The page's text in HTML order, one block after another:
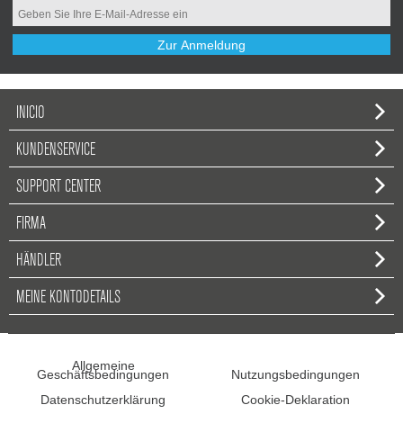
Zur Anmeldung
INICIO
KUNDENSERVICE
SUPPORT CENTER
FIRMA
HÄNDLER
MEINE KONTODETAILS
Allgemeine
Geschäftsbedingungen
Nutzungsbedingungen
Datenschutzerklärung
Cookie-Deklaration